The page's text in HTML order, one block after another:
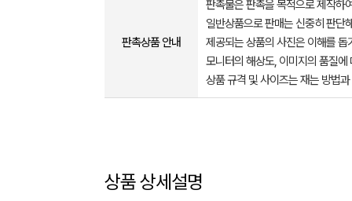
판촉상품 안내
판촉물은 판촉을 목적으로 제작하
일반상품으로 판매는 신중히 판단
제공되는 상품의 사진은 이해를
모니터의 해상도, 이미지의 품질
상품 규격 및 사이즈는 재는 방법
상품 상세설명